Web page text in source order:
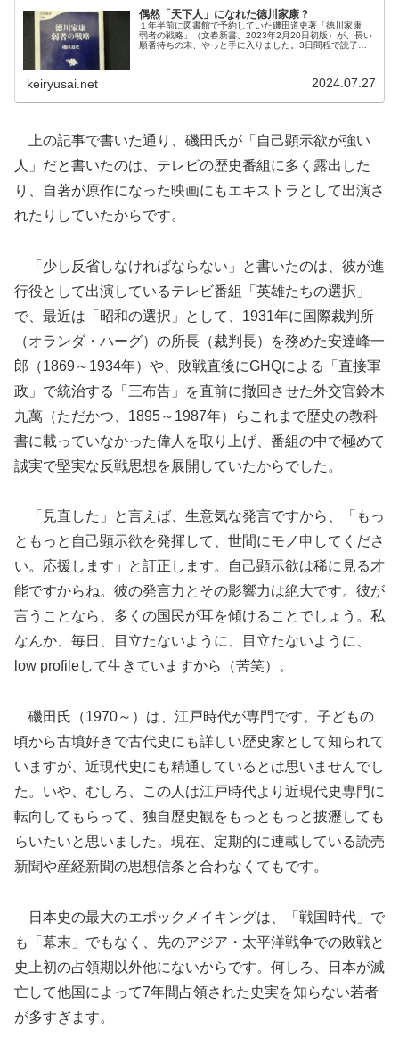
偶然「天下人」になれた徳川家康？
１年半前に図書館で予約していた磯田道史著「徳川家康
弱者の戦略」（文春新書、2023年2月20日初版）が、長い
順番待ちの末、やっと手に入りました。3日間程で読了し
keiryusai.net 2024.07.27
上の記事で書いた通り、磯田氏が「自己顕示欲が強い
人」だと書いたのは、テレビの歴史番組に多く露出した
り、自著が原作になった映画にもエキストラとして出演さ
れたりしていたからです。
「少し反省しなければならない」と書いたのは、彼が進
行役として出演しているテレビ番組「英雄たちの選択」
で、最近は「昭和の選択」として、1931年に国際裁判所
（オランダ・ハーグ）の所長（裁判長）を務めた安達峰一
郎（1869～1934年）や、敗戦直後にGHQによる「直接軍
政」で統治する「三布告」を直前に撤回させた外交官鈴木
九萬（ただかつ、1895～1987年）らこれまで歴史の教科
書に載っていなかった偉人を取り上げ、番組の中で極めて
誠実で堅実な反戦思想を展開していたからでした。
「見直した」と言えば、生意気な発言ですから、「もっ
ともっと自己顕示欲を発揮して、世間にモノ申してくださ
い。応援します」と訂正します。自己顕示欲は稀に見る才
能ですからね。彼の発言力とその影響力は絶大です。彼が
言うことなら、多くの国民が耳を傾けることでしょう。私
なんか、毎日、目立たないように、目立たないように、
low profileして生きていますから（苦笑）。
磯田氏（1970～）は、江戸時代が専門です。子どもの
頃から古墳好きで古代史にも詳しい歴史家として知られて
いますが、近現代史にも精通しているとは思いませんでし
た。いや、むしろ、この人は江戸時代より近現代史専門に
転向してもらって、独自歴史観をもっともっと披瀝しても
らいたいと思いました。現在、定期的に連載している読売
新聞や産経新聞の思想信条と合わなくてもです。
日本史の最大のエポックメイキングは、「戦国時代」で
も「幕末」でもなく、先のアジア・太平洋戦争での敗戦と
史上初の占領期以外他にないからです。何しろ、日本が滅
亡して他国によって7年間占領された史実を知らない若者
が多すぎます。